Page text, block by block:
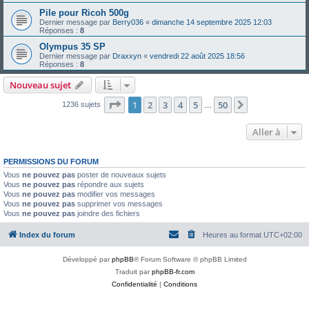
Pile pour Ricoh 500g
Dernier message par Berry036 « dimanche 14 septembre 2025 12:03
Réponses : 8
Olympus 35 SP
Dernier message par Draxxyn « vendredi 22 août 2025 18:56
Réponses : 8
Nouveau sujet
1236 sujets Page 1sur50
1 2 3 4 5 … 50
Aller à
PERMISSIONS DU FORUM
Vous ne pouvez pas poster de nouveaux sujets
Vous ne pouvez pas répondre aux sujets
Vous ne pouvez pas modifier vos messages
Vous ne pouvez pas supprimer vos messages
Vous ne pouvez pas joindre des fichiers
Index du forum Heures au format UTC+02:00
Développé parphpBB® Forum Software © phpBB Limited
Traduit parphpBB-fr.com
Confidentialité | Conditions